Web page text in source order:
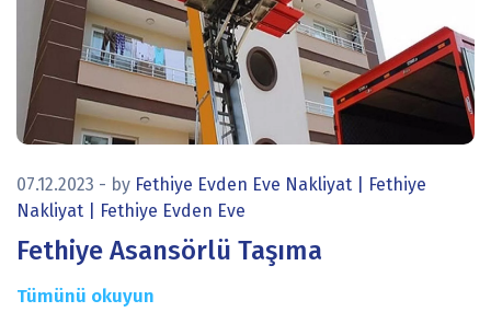
icon
07.12.2023 - by Fethiye Evden Eve Nakliyat | Fethiye
Nakliyat | Fethiye Evden Eve
Fethiye Asansörlü Taşıma
Tümünü okuyun